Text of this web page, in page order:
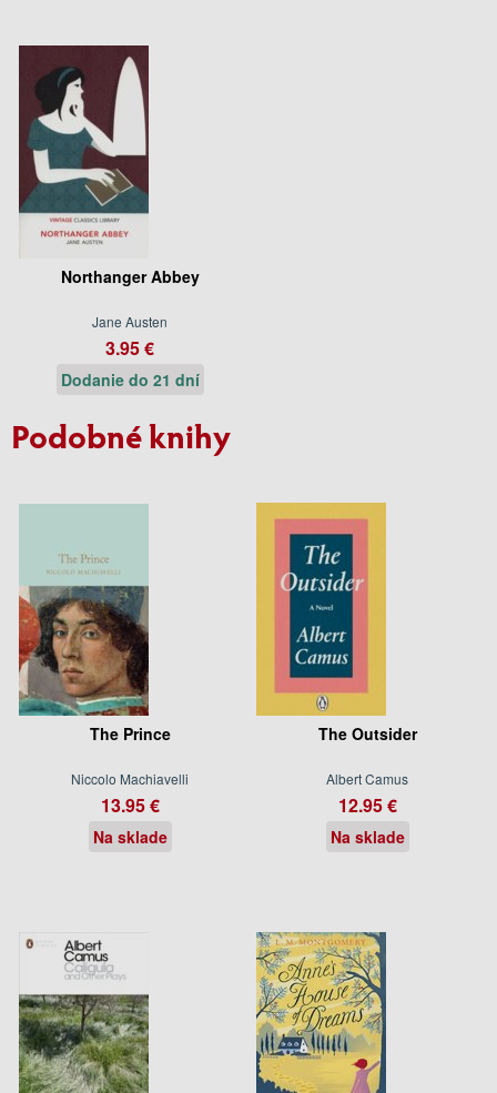
Northanger Abbey
Jane Austen
3.95 €
Dodanie do 21 dní
Podobné knihy
The Prince
Niccolo Machiavelli
13.95 €
Na sklade
The Outsider
Albert Camus
12.95 €
Na sklade